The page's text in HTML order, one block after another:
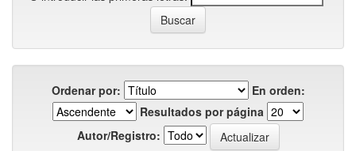
Ordenar por:
En orden:
Resultados por página
Autor/Registro: